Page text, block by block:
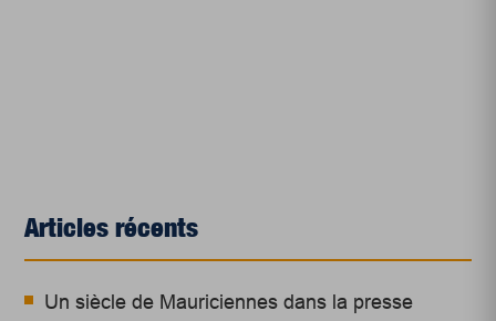
Articles récents
Un siècle de Mauriciennes dans la presse